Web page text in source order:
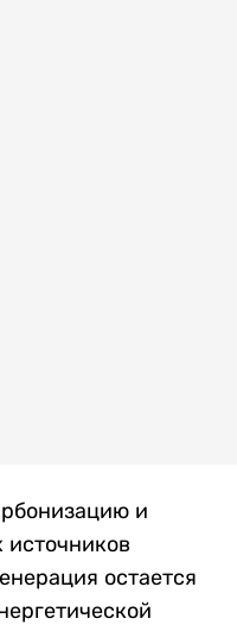
и
источников
остается